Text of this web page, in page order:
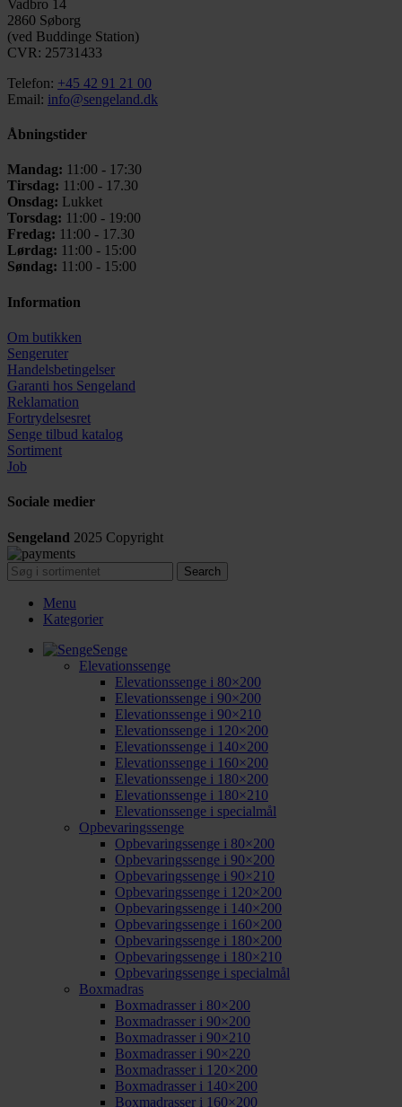
Vadbro 14
2860 Søborg
(ved Buddinge Station)
CVR: 25731433
Telefon: +45 42 91 21 00
Email: info@sengeland.dk
Åbningstider
Mandag: 11:00 - 17:30
Tirsdag: 11:00 - 17.30
Onsdag: Lukket
Torsdag: 11:00 - 19:00
Fredag: 11:00 - 17.30
Lørdag: 11:00 - 15:00
Søndag: 11:00 - 15:00
Information
Om butikken
Sengeruter
Handelsbetingelser
Garanti hos Sengeland
Reklamation
Fortrydelsesret
Senge tilbud katalog
Sortiment
Job
Sociale medier
Sengeland 2025 Copyright
Search
Menu
Kategorier
Senge
Elevationssenge
Elevationssenge i 80×200
Elevationssenge i 90×200
Elevationssenge i 90×210
Elevationssenge i 120×200
Elevationssenge i 140×200
Elevationssenge i 160×200
Elevationssenge i 180×200
Elevationssenge i 180×210
Elevationssenge i specialmål
Opbevaringssenge
Opbevaringssenge i 80×200
Opbevaringssenge i 90×200
Opbevaringssenge i 90×210
Opbevaringssenge i 120×200
Opbevaringssenge i 140×200
Opbevaringssenge i 160×200
Opbevaringssenge i 180×200
Opbevaringssenge i 180×210
Opbevaringssenge i specialmål
Boxmadras
Boxmadrasser i 80×200
Boxmadrasser i 90×200
Boxmadrasser i 90×210
Boxmadrasser i 90×220
Boxmadrasser i 120×200
Boxmadrasser i 140×200
Boxmadrasser i 160×200